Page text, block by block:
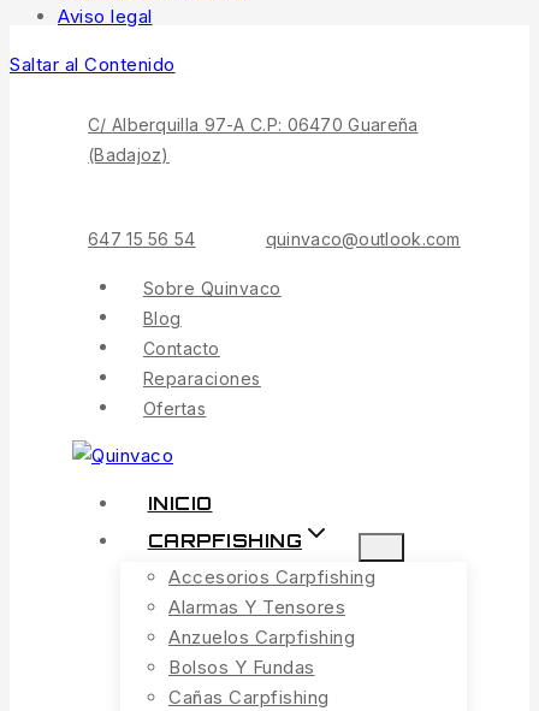
Aviso legal
Saltar al Contenido
C/ Alberquilla 97-A C.P: 06470 Guareña
(Badajoz)
647 15 56 54 quinvaco@outlook.com
Sobre Quinvaco
Blog
Contacto
Reparaciones
Ofertas
INICIO
CARPFISHING
Accesorios Carpfishing
Alarmas Y Tensores
Anzuelos Carpfishing
Bolsos Y Fundas
Cañas Carpfishing